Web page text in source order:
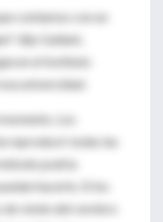
contamos con un
dijo Gallant,
en el Instituto
universidad.
Los
reproducir todas las
podría
hacerlo. Si los
visión del cerebro